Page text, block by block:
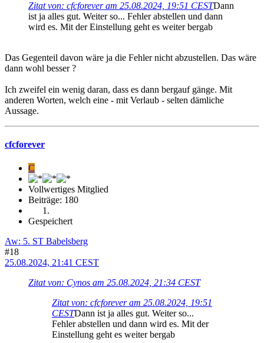
Zitat von: cfcforever am 25.08.2024, 19:51 CESTDann
ist ja alles gut. Weiter so... Fehler abstellen und dann
wird es. Mit der Einstellung geht es weiter bergab
Das Gegenteil davon wäre ja die Fehler nicht abzustellen. Das wäre
dann wohl besser ?
Ich zweifel ein wenig daran, dass es dann bergauf gänge. Mit
anderen Worten, welch eine - mit Verlaub - selten dämliche
Aussage.
cfcforever
C
Vollwertiges Mitglied
Beiträge: 180
Gespeichert
Aw: 5. ST Babelsberg
#18
25.08.2024, 21:41 CEST
Zitat von: Cynos am 25.08.2024, 21:34 CEST
Zitat von: cfcforever am 25.08.2024, 19:51
CESTDann ist ja alles gut. Weiter so...
Fehler abstellen und dann wird es. Mit der
Einstellung geht es weiter bergab